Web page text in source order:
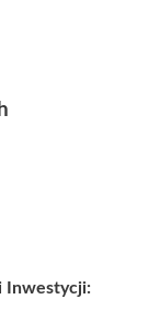
Inwestycji: